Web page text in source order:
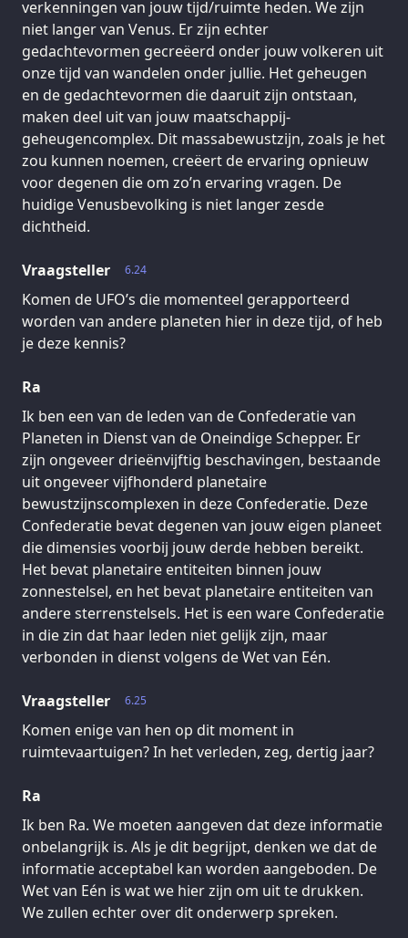
verkenningen van jouw tijd/ruimte heden. We zijn
niet langer van Venus. Er zijn echter
gedachtevormen gecreëerd onder jouw volkeren uit
onze tijd van wandelen onder jullie. Het geheugen
en de gedachtevormen die daaruit zijn ontstaan,
maken deel uit van jouw maatschappij-
geheugencomplex. Dit massabewustzijn, zoals je het
zou kunnen noemen, creëert de ervaring opnieuw
voor degenen die om zo’n ervaring vragen. De
huidige Venusbevolking is niet langer zesde
dichtheid.
6.24
Vraagsteller
Komen de UFO’s die momenteel gerapporteerd
worden van andere planeten hier in deze tijd, of heb
je deze kennis?
Ra
Ik ben een van de leden van de Confederatie van
Planeten in Dienst van de Oneindige Schepper. Er
zijn ongeveer drieënvijftig beschavingen, bestaande
uit ongeveer vijfhonderd planetaire
bewustzijnscomplexen in deze Confederatie. Deze
Confederatie bevat degenen van jouw eigen planeet
die dimensies voorbij jouw derde hebben bereikt.
Het bevat planetaire entiteiten binnen jouw
zonnestelsel, en het bevat planetaire entiteiten van
andere sterrenstelsels. Het is een ware Confederatie
in die zin dat haar leden niet gelijk zijn, maar
verbonden in dienst volgens de Wet van Eén.
6.25
Vraagsteller
Komen enige van hen op dit moment in
ruimtevaartuigen? In het verleden, zeg, dertig jaar?
Ra
Ik ben Ra. We moeten aangeven dat deze informatie
onbelangrijk is. Als je dit begrijpt, denken we dat de
informatie acceptabel kan worden aangeboden. De
Wet van Eén is wat we hier zijn om uit te drukken.
We zullen echter over dit onderwerp spreken.